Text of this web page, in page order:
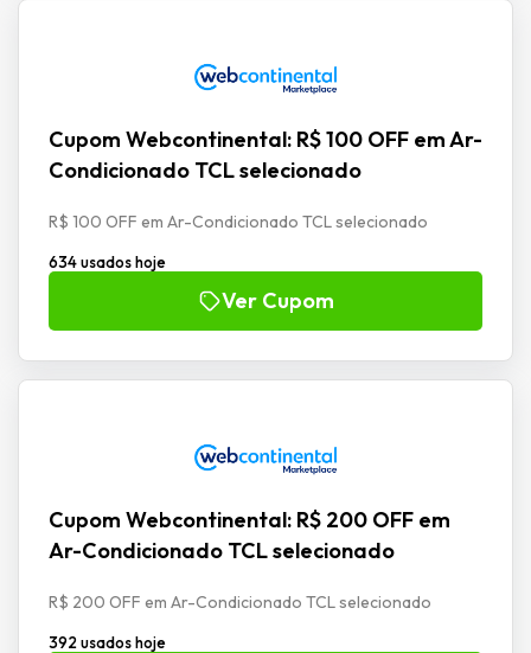
Cupom Webcontinental: R$ 100 OFF em Ar-
Condicionado TCL selecionado
R$ 100 OFF em Ar-Condicionado TCL selecionado
634 usados hoje
Ver Cupom
Cupom Webcontinental: R$ 200 OFF em
Ar-Condicionado TCL selecionado
R$ 200 OFF em Ar-Condicionado TCL selecionado
392 usados hoje